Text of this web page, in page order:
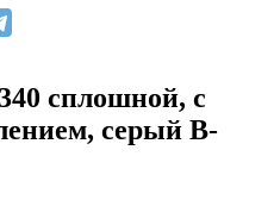
сплошной, с
серый B-